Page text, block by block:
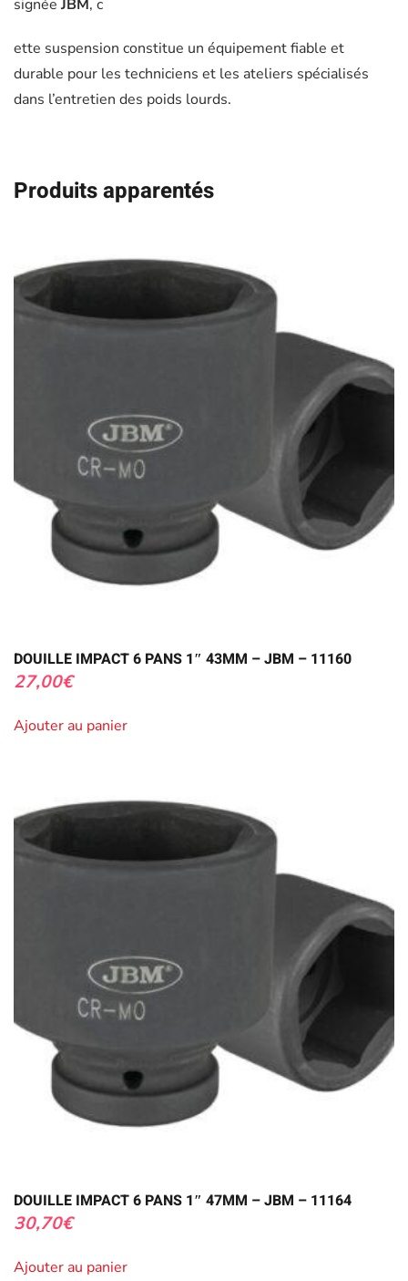
signée JBM, c
ette suspension constitue un équipement fiable et
durable pour les techniciens et les ateliers spécialisés
dans l’entretien des poids lourds.
Produits apparentés
DOUILLE IMPACT 6 PANS 1″ 43MM – JBM – 11160
27,00€
Ajouter au panier
DOUILLE IMPACT 6 PANS 1″ 47MM – JBM – 11164
30,70€
Ajouter au panier